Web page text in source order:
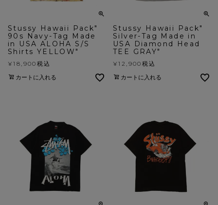
Stussy Hawaii Pack"
90s Navy-Tag Made
in USA ALOHA S/S
Shirts YELLOW"
¥18,900 税込
カートに入れる
Stussy Hawaii Pack"
Silver-Tag Made in
USA Diamond Head
TEE GRAY"
¥12,900 税込
カートに入れる